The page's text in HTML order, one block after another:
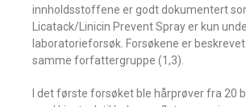
innholdsstoffene er godt dokumentert
Licatack/Linicin Prevent Spray er kun
laboratorieforsøk. Forsøkene er
samme forfattergruppe (1,3).
I det første forsøket ble hårprøver fra 20